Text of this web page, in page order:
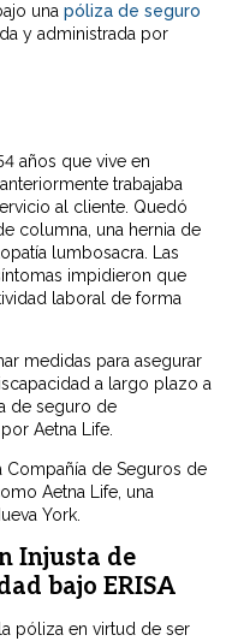
una póliza de seguro
y administrada por
años que vive en
trabajaba
al cliente. Quedó
columna, una hernia de
lumbosacra. Las
impidieron que
laboral de forma
medidas para asegurar
a largo plazo a
de seguro de
Aetna Life.
Compañía de Seguros de
Aetna Life, una
York.
Injusta de
bajo ERISA
póliza en virtud de ser